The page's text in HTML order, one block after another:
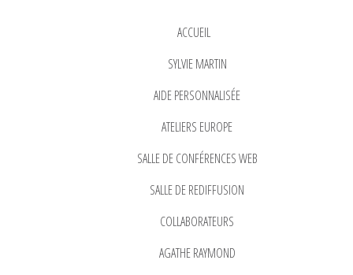
ACCUEIL
SYLVIE MARTIN
AIDE PERSONNALISÉE
ATELIERS EUROPE
SALLE DE CONFÉRENCES WEB
SALLE DE REDIFFUSION
COLLABORATEURS
AGATHE RAYMOND